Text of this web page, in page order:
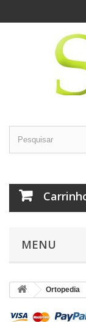
MENU
Ortopedia